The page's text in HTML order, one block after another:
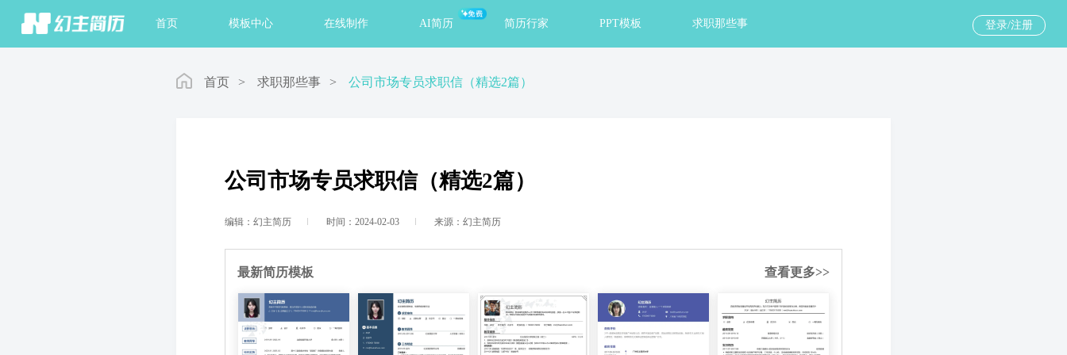
首页 模板中心 在线制作 AI简历
免费
简历行家 PPT模板 求职那些事 登录/注册
首页 > 求职那些事 > 公司市场专员求职信（精选2篇）
公司市场专员求职信（精选2篇）
编辑：幻主简历 时间：2024-02-03 来源：幻主简历
最新简历模板 查看更多>>